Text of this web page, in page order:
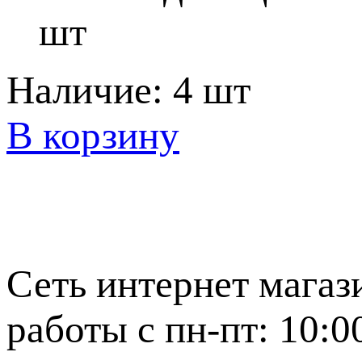
шт
Наличие: 4 шт
В корзину
Сеть интернет
работы с пн-пт: